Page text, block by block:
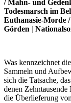
/Mahn- und
Todesmarsch im
Euthanasie-Morde /
Görden |
Was kennzeichnet
Sammeln und
sich die Tatsache,
denen
die Überlieferung